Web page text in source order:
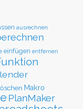
ausrechnen
einfügen entfernen
Makro
PlanMaker